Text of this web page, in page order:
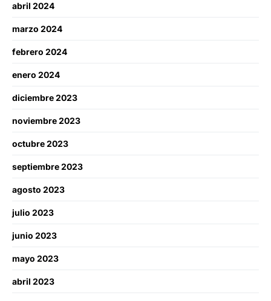
abril 2024
marzo 2024
febrero 2024
enero 2024
diciembre 2023
noviembre 2023
octubre 2023
septiembre 2023
agosto 2023
julio 2023
junio 2023
mayo 2023
abril 2023